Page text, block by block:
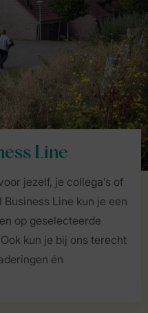
Line
jezelf, je collega’s of
Line kun je een
op geselecteerde
kun je bij ons terecht
én